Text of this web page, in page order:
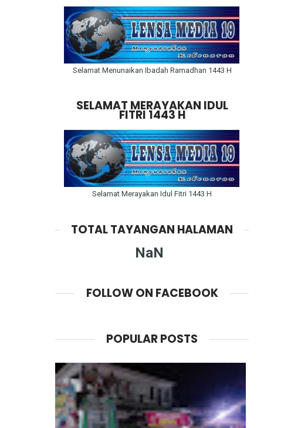
Selamat Menunaikan Ibadah Ramadhan 1443 H
SELAMAT MERAYAKAN IDUL
FITRI 1443 H
Selamat Merayakan Idul Fitri 1443 H
TOTAL TAYANGAN HALAMAN
NaN
FOLLOW ON FACEBOOK
POPULAR POSTS